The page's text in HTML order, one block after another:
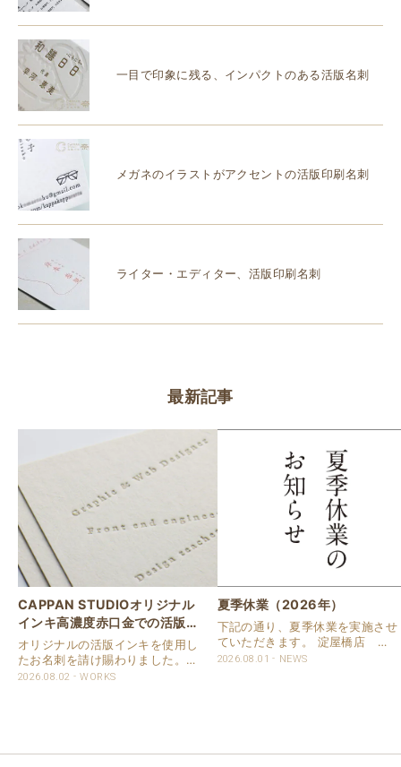
一目で印象に残る、インパクトのある活版名刺
メガネのイラストがアクセントの活版印刷名刺
ライター・エディター、活版印刷名刺
最新記事
CAPPAN STUDIOオリジナル
インキ高濃度赤口金での活版名
刺
オリジナルの活版インキを使用し
たお名刺を請け賜わりました。
用紙は新バフン紙Nのきぬを使用
2026.08.02 WORKS
夏季休業（2026年）
下記の通り、夏季休業を実施させ
ていただきます。 淀屋橋店 通
常営業いたします。 奈良店 8月
2026.08.01 NEWS